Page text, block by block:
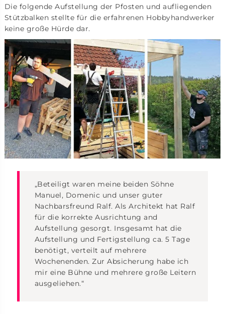
Die folgende Aufstellung der Pfosten und aufliegenden
Stützbalken stellte für die erfahrenen Hobbyhandwerker
keine große Hürde dar.
„Beteiligt waren meine beiden Söhne
Manuel, Domenic und unser guter
Nachbarsfreund Ralf. Als Architekt hat Ralf
für die korrekte Ausrichtung and
Aufstellung gesorgt. Insgesamt hat die
Aufstellung und Fertigstellung ca. 5 Tage
benötigt, verteilt auf mehrere
Wochenenden. Zur Absicherung habe ich
mir eine Bühne und mehrere große Leitern
ausgeliehen.“